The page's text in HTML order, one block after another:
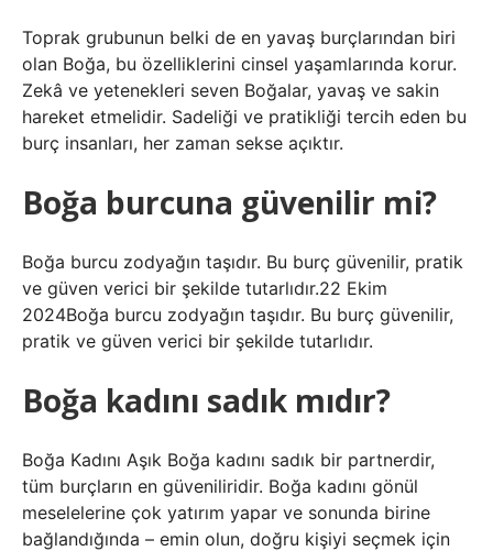
Toprak grubunun belki de en yavaş burçlarından biri
olan Boğa, bu özelliklerini cinsel yaşamlarında korur.
Zekâ ve yetenekleri seven Boğalar, yavaş ve sakin
hareket etmelidir. Sadeliği ve pratikliği tercih eden bu
burç insanları, her zaman sekse açıktır.
Boğa burcuna güvenilir mi?
Boğa burcu zodyağın taşıdır. Bu burç güvenilir, pratik
ve güven verici bir şekilde tutarlıdır.22 Ekim
2024Boğa burcu zodyağın taşıdır. Bu burç güvenilir,
pratik ve güven verici bir şekilde tutarlıdır.
Boğa kadını sadık mıdır?
Boğa Kadını Aşık Boğa kadını sadık bir partnerdir,
tüm burçların en güveniliridir. Boğa kadını gönül
meselelerine çok yatırım yapar ve sonunda birine
bağlandığında – emin olun, doğru kişiyi seçmek için